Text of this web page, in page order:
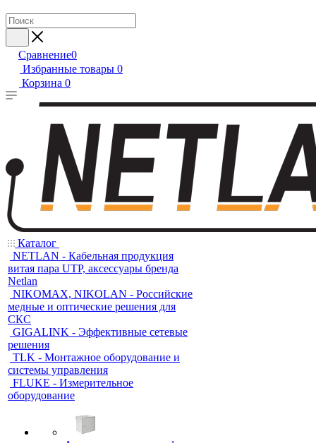
Сравнение0
Избранные товары 0
Корзина 0
Каталог
NETLAN - Кабельная продукция
витая пара UTP, аксессуары бренда
Netlan
NIKOMAX, NIKOLAN - Российские
медные и оптические решения для
СКС
GIGALINK - Эффективные сетевые
решения
TLK - Монтажное оборудование и
системы управления
FLUKE - Измерительное
оборудование